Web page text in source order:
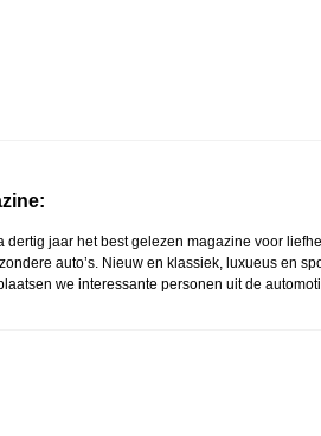
dertig jaar het best gelezen magazine voor
auto’s. Nieuw en klassiek, luxueus en
we interessante personen uit de